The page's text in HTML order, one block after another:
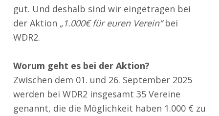
gut. Und deshalb sind wir eingetragen bei
der Aktion „1.000€ für euren Verein“bei
WDR2.
Worum geht es bei der Aktion?
Zwischen dem 01. und 26. September 2025
werden bei WDR2 insgesamt 35 Vereine
genannt, die die Möglichkeit haben 1.000 € zu